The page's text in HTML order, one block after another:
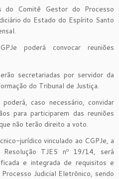
do Comitê Gestor do Processo
do Estado do Espírito Santo
poderá convocar reuniões
secretariadas por servidor da
do Tribunal de Justiça.
caso necessário, convidar
para participarem das reuniões
não terão direito a voto.
jurídico vinculado ao CGPJe, a
TJES nº 19/14, será
e integrada de requisitos e
Judicial Eletrônico, sendo